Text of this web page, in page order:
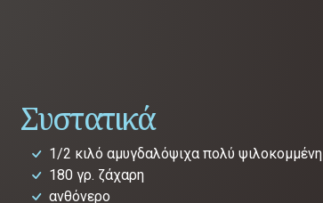
Συστατικά
1/2 κιλό αμυγδαλόψιχα πολύ ψιλοκομμένη
180 γρ. ζάχαρη
ανθόνερο